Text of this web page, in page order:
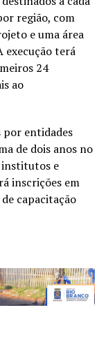
região, com
e uma área
execução terá
24
ao
por entidades
de dois anos no
institutos e
inscrições em
capacitação